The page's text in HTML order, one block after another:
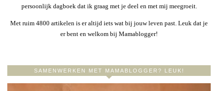
persoonlijk dagboek dat ik graag met je deel en met mij meegroeit.
Met ruim 4800 artikelen is er altijd iets wat bij jouw leven past. Leuk dat je
er bent en welkom bij Mamablogger!
SAMENWERKEN MET MAMABLOGGER? LEUK!